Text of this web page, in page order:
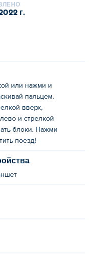
г.
или нажми и
пальцем.
вверх,
и стрелкой
блоки. Нажми
поезд!